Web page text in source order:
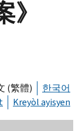
》
(繁體)
한국어
Kreyòl ayisyen